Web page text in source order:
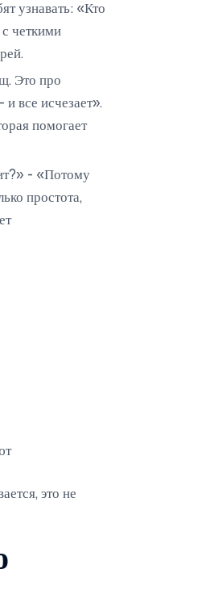
узнавать: «Кто
четкими
Это про
все исчезает».
помогает
- «Потому
простота,
это не